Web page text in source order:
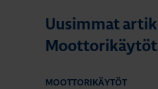
Uusimmat
Moottorikäytöt
MOOTTORIKÄYTÖT